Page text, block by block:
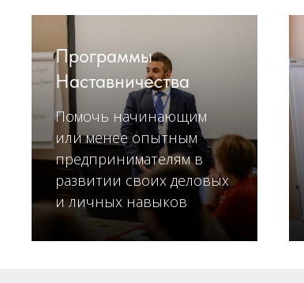
Программы
Наставничества
Помочь начинающим
или менее опытным
предпринимателям в
развитии своих деловых
и личных навыков